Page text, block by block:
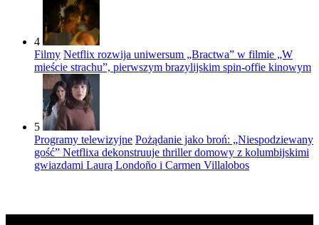
4
Filmy Netflix rozwija uniwersum „Bractwa” w filmie „W
mieście strachu”, pierwszym brazylijskim spin-offie kinowym
5
Programy telewizyjne Pożądanie jako broń: „Niespodziewany
gość” Netflixa dekonstruuje thriller domowy z kolumbijskimi
gwiazdami Laurą Londoño i Carmen Villalobos